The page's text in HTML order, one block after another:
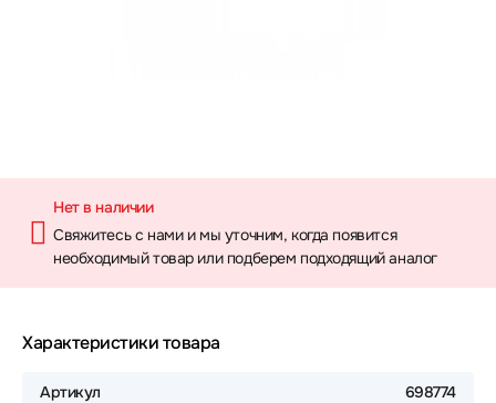
Нет в наличии
Свяжитесь с нами и мы уточним, когда появится
необходимый товар или подберем подходящий аналог
Характеристики товара
Артикул 698774